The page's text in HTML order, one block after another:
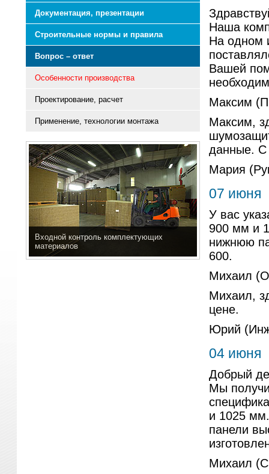
Документация, презентации
Строительные нормы и правила
Вопрос – ответ
Особенности производства
Проектирование, расчет
Применение, технологии монтажа
Входной контроль комплектующих
материалов
Наша
На одном
Вашей
Максим
Максим,
данные. С
Мария
07 июня
У вас
900 мм и
нижнюю
600.
Михаил
Михаил,
цене.
Юрий
04 июня
Добрый
Мы
и 1025
панели
Михаил